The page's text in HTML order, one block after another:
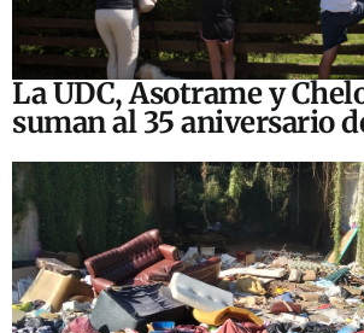
La UDC, Asotrame y
suman al 35 aniversario